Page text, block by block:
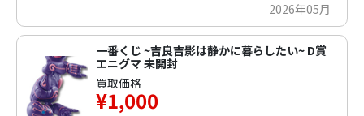
2026年05月
一番くじ ~吉良吉影は静かに暮らしたい~ D賞
エニグマ 未開封
買取価格
¥1,000